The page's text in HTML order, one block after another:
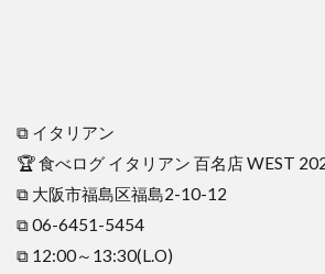
⧉ イタリアン
🏆 食べログ イタリアン 百名店 WEST
⧉ 大阪市福島区福島2-10-12
⧉ 06-6451-5454
⧉ 12:00～13:30(L.O)